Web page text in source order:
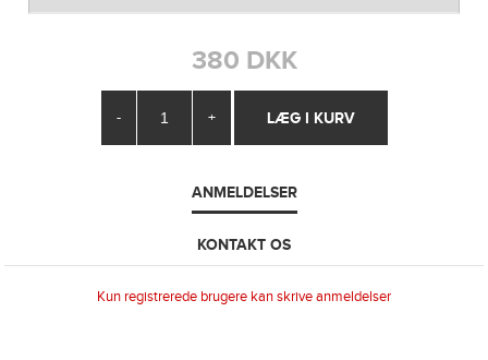
380 DKK
- +
ANMELDELSER
KONTAKT OS
Kun registrerede brugere kan skrive anmeldelser